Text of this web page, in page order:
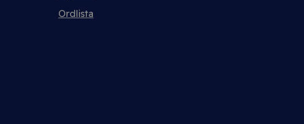
Ordlista